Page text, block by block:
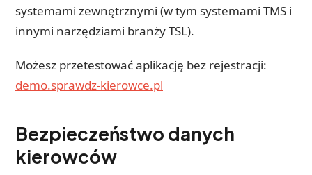
systemami zewnętrznymi (w tym systemami TMS i
innymi narzędziami branży TSL).
Możesz przetestować aplikację bez rejestracji:
demo.sprawdz-kierowce.pl
Bezpieczeństwo danych
kierowców